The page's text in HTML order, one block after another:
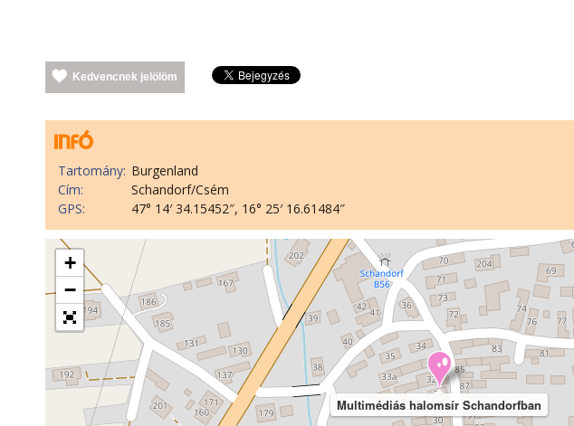
Kedvencnek jelölöm
Tartomány: Burgenland
Cím:
Schandorf/Csém
GPS:
47° 14′ 34.15452″, 16° 25′ 16.61484″
Multimédiás halomsír Schandorfban
+
−